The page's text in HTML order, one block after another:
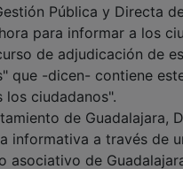
Pública y Directa
para informar a los
de adjudicación de
que -dicen- contiene
ciudadanos".
de Guadalajara,
informativa a través de
asociativo de